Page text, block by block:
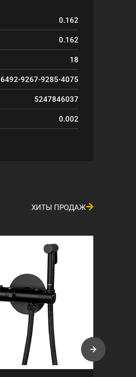
0.162
0.162
18
6492-9267-9285-4075
5247846037
0.002
ХИТЫ ПРОДАЖ